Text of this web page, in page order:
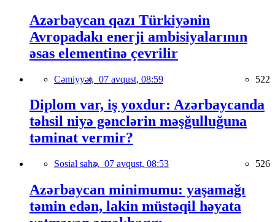
Azərbaycan qazı Türkiyənin
Avropadakı enerji ambisiyalarının
əsas elementinə çevrilir
Cəmiyyət, 07 avqust, 08:59 522
Diplom var, iş yoxdur: Azərbaycanda
təhsil niyə gənclərin məşğulluğuna
təminat vermir?
Sosial sahə, 07 avqust, 08:53 526
Azərbaycan minimumu: yaşamağı
təmin edən, lakin müstəqil həyata